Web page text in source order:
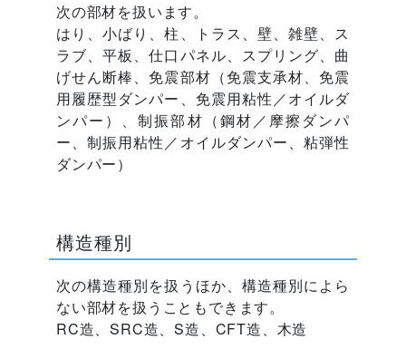
次の部材を扱います。
はり、小ばり、柱、トラス、壁、雑壁、ス
ラブ、平板、仕口パネル、スプリング、曲
げせん断棒、免震部材（免震支承材、免震
用履歴型ダンパー、免震用粘性／オイルダ
ンパー）、制振部材（鋼材／摩擦ダンパ
ー、制振用粘性／オイルダンパー、粘弾性
ダンパー）
構造種別
次の構造種別を扱うほか、構造種別によら
ない部材を扱うこともできます。
RC造、SRC造、S造、CFT造、木造